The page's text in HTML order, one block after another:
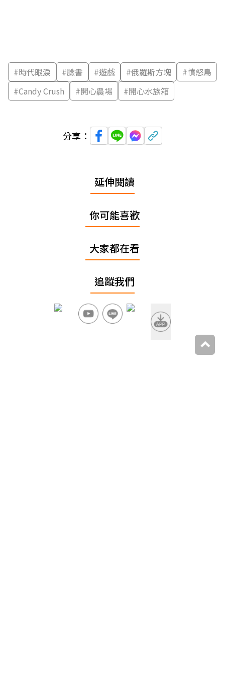
#時代眼淚 #臉書 #遊戲 #俄羅斯方塊 #憤怒鳥
#Candy Crush #開心農場 #開心水族箱
分享：
延伸閱讀
你可能喜歡
大家都在看
追蹤我們